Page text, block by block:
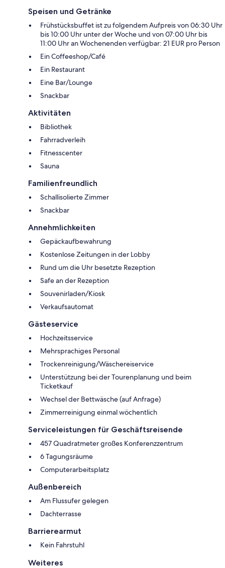
Speisen und Getränke
Frühstücksbuffet ist zu folgendem Aufpreis von 06:30 Uhr
bis 10:00 Uhr unter der Woche und von 07:00 Uhr bis
11:00 Uhr an Wochenenden verfügbar: 21 EUR pro Person
Ein Coffeeshop/Café
Ein Restaurant
Eine Bar/Lounge
Snackbar
Aktivitäten
Bibliothek
Fahrradverleih
Fitnesscenter
Sauna
Familienfreundlich
Schallisolierte Zimmer
Snackbar
Annehmlichkeiten
Gepäckaufbewahrung
Kostenlose Zeitungen in der Lobby
Rund um die Uhr besetzte Rezeption
Safe an der Rezeption
Souvenirladen/Kiosk
Verkaufsautomat
Gästeservice
Hochzeitsservice
Mehrsprachiges Personal
Trockenreinigung/Wäschereiservice
Unterstützung bei der Tourenplanung und beim
Ticketkauf
Wechsel der Bettwäsche (auf Anfrage)
Zimmerreinigung einmal wöchentlich
Serviceleistungen für Geschäftsreisende
457 Quadratmeter großes Konferenzzentrum
6 Tagungsräume
Computerarbeitsplatz
Außenbereich
Am Flussufer gelegen
Dachterrasse
Barrierearmut
Kein Fahrstuhl
Weiteres